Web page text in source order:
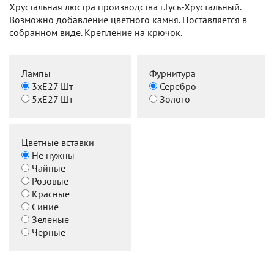
Хрустальная люстра производства г.Гусь-Хрустальный.
Возможно добавление цветного камня. Поставляется в
собранном виде. Крепление на крючок.
Лампы
3хЕ27 Шт
5хЕ27 Шт
Цветные вставки
Не нужны
Чайные
Розовые
Красные
Синие
Зеленые
Черные
Фурнитура
Серебро
Золото